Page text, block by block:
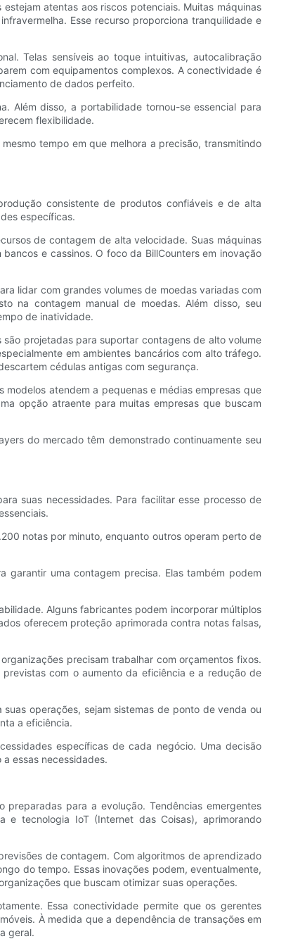
atentas aos riscos potenciais. Muitas máquinas
Esse recurso proporciona tranquilidade e
Telas sensíveis ao toque intuitivas, autocalibração
com equipamentos complexos. A conectividade é
de dados perfeito.
Além disso, a portabilidade tornou-se essencial para
flexibilidade.
tempo em que melhora a precisão, transmitindo
consistente de produtos confiáveis ​​e de alta
específicas.
de contagem de alta velocidade. Suas máquinas
e cassinos. O foco da BillCounters em inovação
lidar com grandes volumes de moedas variadas com
na contagem manual de moedas. Além disso, seu
de inatividade.
projetadas para suportar contagens de alto volume
em ambientes bancários com alto tráfego.
cédulas antigas com segurança.
atendem a pequenas e médias empresas que
opção atraente para muitas empresas que buscam
do mercado têm demonstrado continuamente seu
suas necessidades. Para facilitar esse processo de
notas por minuto, enquanto outros operam perto de
garantir uma contagem precisa. Elas também podem
Alguns fabricantes podem incorporar múltiplos
oferecem proteção aprimorada contra notas falsas,
precisam trabalhar com orçamentos fixos.
com o aumento da eficiência e a redução de
operações, sejam sistemas de ponto de venda ou
a eficiência.
específicas de cada negócio. Uma decisão
essas necessidades.
para a evolução. Tendências emergentes
e tecnologia IoT (Internet das Coisas), aprimorando
de contagem. Com algoritmos de aprendizado
do tempo. Essas inovações podem, eventualmente,
que buscam otimizar suas operações.
Essa conectividade permite que os gerentes
À medida que a dependência de transações em
geral.